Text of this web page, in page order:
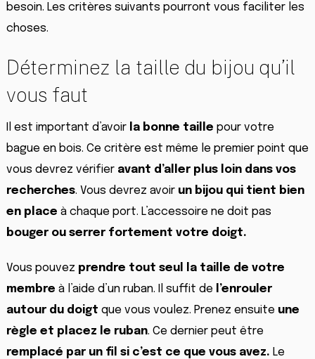
besoin. Les critères suivants pourront vous faciliter les
choses.
Déterminez la taille du bijou qu’il
vous faut
Il est important d’avoir la bonne taille pour votre
bague en bois. Ce critère est même le premier point que
vous devrez vérifier avant d’aller plus loin dans vos
recherches. Vous devrez avoir un bijou qui tient bien
en place à chaque port. L’accessoire ne doit pas
bouger ou serrer fortement votre doigt.
Vous pouvez prendre tout seul la taille de votre
membre à l’aide d’un ruban. Il suffit de
l’enrouler
autour du doigt que vous voulez. Prenez ensuite une
règle et placez le ruban. Ce dernier peut être
remplacé par un fil si c’est ce que vous avez. Le